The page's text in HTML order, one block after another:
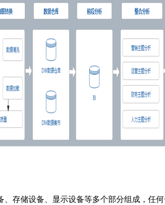
分体空调
远程自动控制 统一集中管理 自动调节温度
存储设备、显示设备等多个部分组成，任